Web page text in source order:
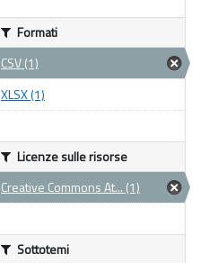
Formati
CSV (1)
XLSX (1)
Licenze sulle risorse
Creative Commons At... (1)
Sottotemi